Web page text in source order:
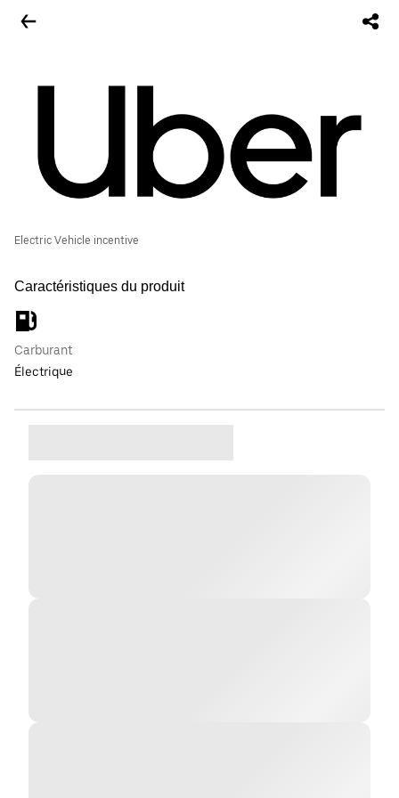
Electric Vehicle incentive
Caractéristiques du produit
Carburant
Électrique